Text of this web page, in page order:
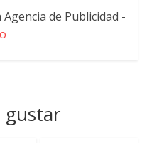
de Publicidad -
gustar